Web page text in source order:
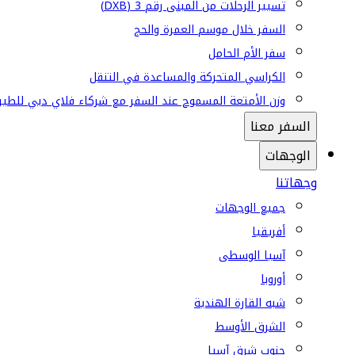
تسيير الرحلات من المبنى رقم 3 (DXB)
السفر خلال موسم العمرة والحج
سفر الأم الحامل
الكراسي المتحركة والمساعدة في التنقل
وزن الأمتعة المسموح عند السفر مع شركاء فلاي دبي
السفر معنا
الوجهات
وجهاتنا
جميع الوجهات
أفريقيا
آسيا الوسطى
أوروبا
شبه القارة الهندية
الشرق الأوسط
جنوب شرق آسيا